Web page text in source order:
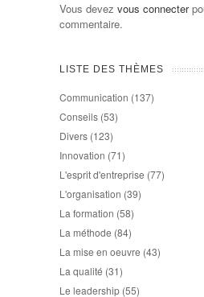
Vous devez vous connecter
commentaire.
LISTE DES THÈMES
Communication (137)
Conseils (53)
Divers (123)
Innovation (71)
L'esprit d'entreprise (77)
L'organisation (39)
La formation (58)
La méthode (84)
La mise en oeuvre (43)
La qualité (31)
Le leadership (55)